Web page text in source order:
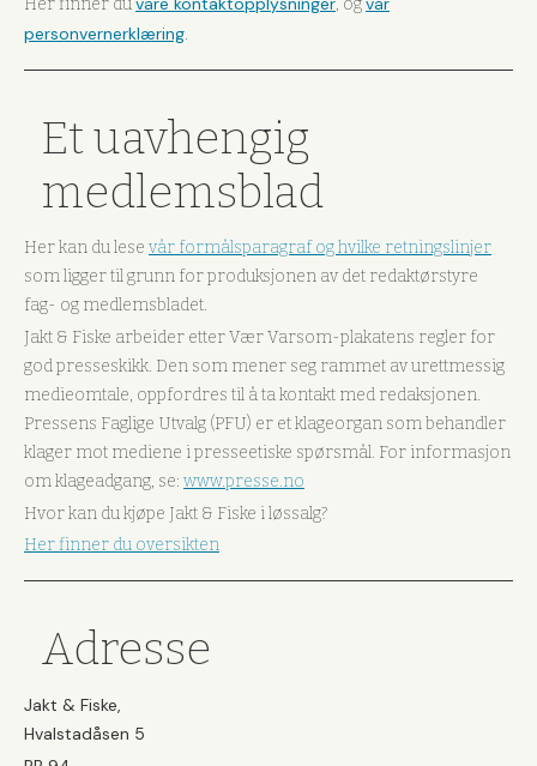
Her finner du , og
personvernerklæring.
Et uavhengig
medlemsblad
Her kan du lese vår formålsparagraf og hvilke retningslinjer
som ligger til grunn for produksjonen av det redaktørstyre
fag- og medlemsbladet.
Jakt & Fiske arbeider etter Vær Varsom-plakatens regler for
god presseskikk. Den som mener seg rammet av urettmessig
medieomtale, oppfordres til å ta kontakt med redaksjonen.
Pressens Faglige Utvalg (PFU) er et klageorgan som behandler
klager mot mediene i presseetiske spørsmål. For informasjon
om klageadgang, se: www.presse.no
Hvor kan du kjøpe Jakt & Fiske i løssalg?
Her finner du oversikten
Adresse
Jakt & Fiske,
Hvalstadåsen 5